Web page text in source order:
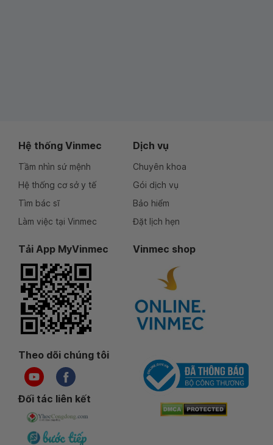
Hệ thống Vinmec
Tầm nhìn sứ mệnh
Hệ thống cơ sở y tế
Tìm bác sĩ
Làm việc tại Vinmec
Dịch vụ
Chuyên khoa
Gói dịch vụ
Bảo hiểm
Đặt lịch hẹn
Tải App MyVinmec Vinmec shop
Theo dõi chúng tôi
Đối tác liên kết